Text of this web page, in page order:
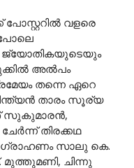
പോസ്റ്ററിൽ വളരെ
ജ്യോതികയുടെയും
അൽപം
തന്നെ ഏറെ
താരം സൂര്യ
സുകുമാരൻ,
തിരക്കഥ
സാലു കെ.
മുത്തുമണി, ചിന്നു